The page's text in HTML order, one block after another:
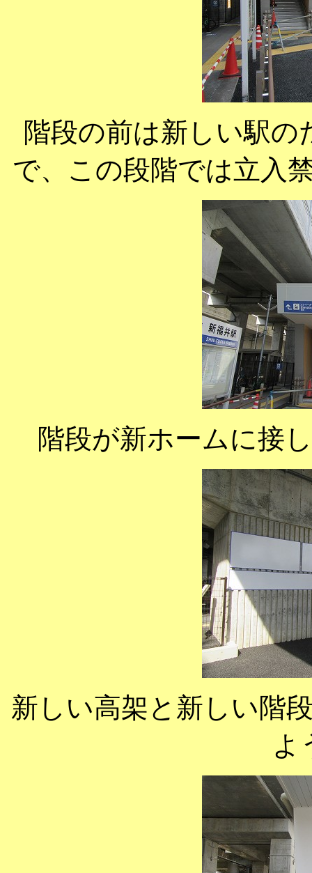
階段の前は新しい駅
で、この段階では立入
階段が新ホームに接
新しい高架と新しい階
よ